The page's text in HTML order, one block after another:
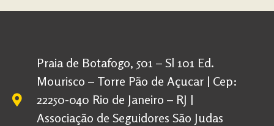
Praia de Botafogo, 501 – Sl 101 Ed.
Mourisco – Torre Pão de Açucar | Cep:
22250-040 Rio de Janeiro – RJ |
Associação de Seguidores São Judas